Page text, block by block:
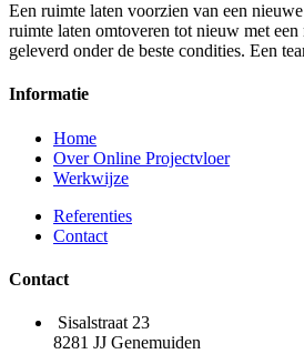
Een ruimte laten voorzien van een
ruimte laten omtoveren tot nieuw met
geleverd onder de beste condities. Een
Informatie
Home
Over Online Projectvloer
Werkwijze
Referenties
Contact
Contact
Sisalstraat 23
8281 JJ Genemuiden